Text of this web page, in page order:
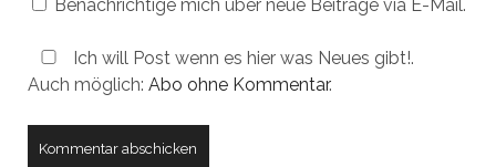
Benachrichtige mich über neue Beiträge via E-Mail.
Ich will Post wenn es hier was Neues gibt!.
Auch möglich: Abo ohne Kommentar.